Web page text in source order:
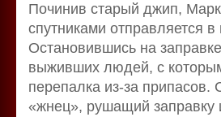
Починив старый джип,
спутниками отправляется в
Остановившись на
выживших людей, с
перепалка из-за припасов.
«жнец», рушащий заправку